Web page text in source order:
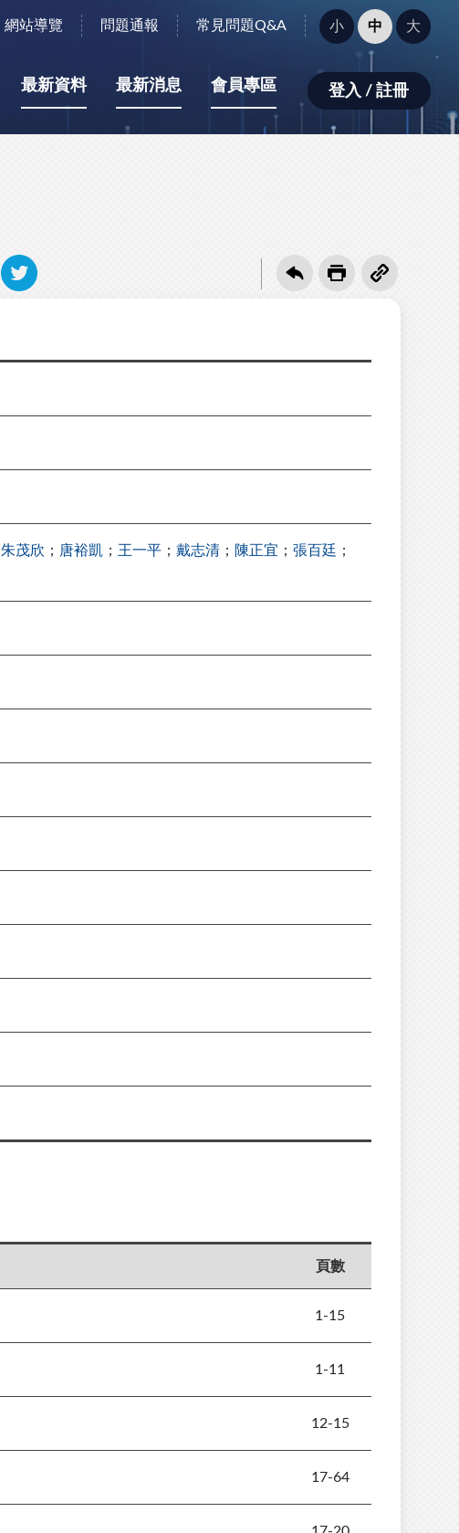
網站導覽 問題通報 常見問題Q&A
字
型
小：
小 中 大
最新資料 最新消息 會員專區 登入 / 註冊
朱茂欣 ； 唐裕凱 ； 王一平 ； 戴志清 ； 陳正宜 ； 張百廷 ；
頁數
1-15
1-11
12-15
17-64